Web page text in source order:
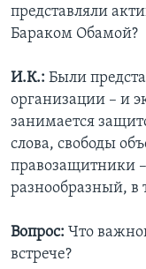
представляли
Бараком Обамой?
И.К.: Были
организации – и
занимается
слова, свободы
правозащитники
разнообразный, в
Вопрос: Что
встрече?